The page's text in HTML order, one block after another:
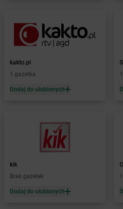
Żabka Bielsk Podlaski
Żabka
Bielsko
Żabka Bielsko-Biała
Żabka Bieniewice
Żabka Bieruń
Żabka Bieżuń
Biórków Mały
Biskupice
Biskupiec
Żabka
Żabka Blachownia
Żabka Błażejewo
kakto.pl
1 gazetka
Dodaj do ulubionych
kik
Brak gazetek
Dodaj do ulubionych